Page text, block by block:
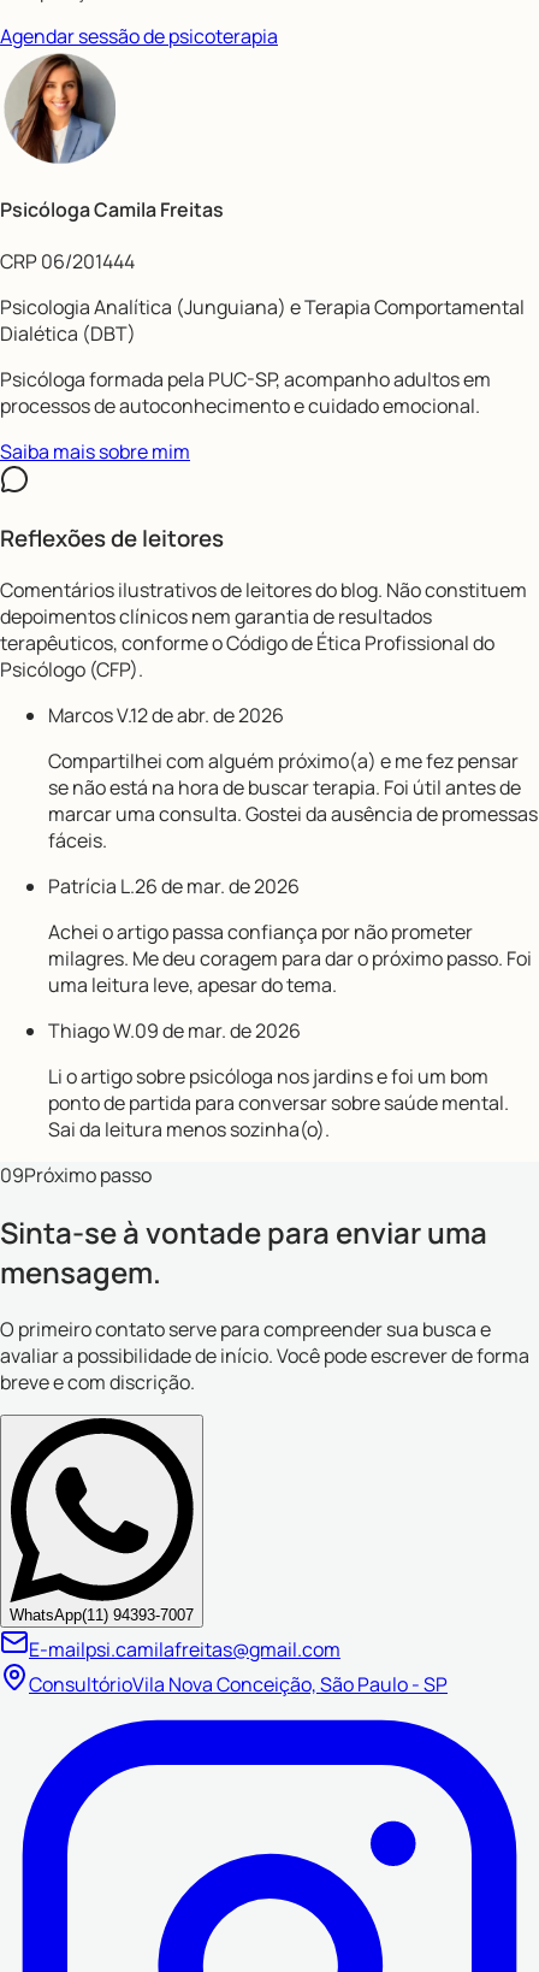
Agendar sessão de psicoterapia
Psicóloga Camila Freitas
CRP 06/201444
Psicologia Analítica (Junguiana) e Terapia Comportamental
Dialética (DBT)
Psicóloga formada pela PUC-SP, acompanho adultos em
processos de autoconhecimento e cuidado emocional.
Saiba mais sobre mim
Reflexões de leitores
Comentários ilustrativos de leitores do blog. Não constituem
depoimentos clínicos nem garantia de resultados
terapêuticos, conforme o Código de Ética Profissional do
Psicólogo (CFP).
Marcos V.12 de abr. de 2026
Compartilhei com alguém próximo(a) e me fez pensar
se não está na hora de buscar terapia. Foi útil antes de
marcar uma consulta. Gostei da ausência de promessas
fáceis.
Patrícia L.26 de mar. de 2026
Achei o artigo passa confiança por não prometer
milagres. Me deu coragem para dar o próximo passo. Foi
uma leitura leve, apesar do tema.
Thiago W.09 de mar. de 2026
Li o artigo sobre psicóloga nos jardins e foi um bom
ponto de partida para conversar sobre saúde mental.
Sai da leitura menos sozinha(o).
09Próximo passo
Sinta-se à vontade para enviar uma
mensagem.
O primeiro contato serve para compreender sua busca e
avaliar a possibilidade de início. Você pode escrever de forma
breve e com discrição.
WhatsApp(11) 94393-7007
E-mailpsi.camilafreitas@gmail.com
ConsultórioVila Nova Conceição, São Paulo - SP